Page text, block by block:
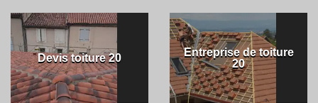
Devis toiture 20
Entreprise de toiture
20